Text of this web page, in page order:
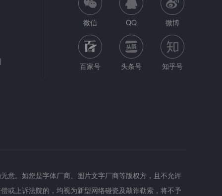
微信 QQ 微博
百家号 头条号 知乎号
意。如您是字体厂商、图片文字厂商等版权方，且不允许
或上诉法院的，均视为新型网络碰瓷及敲诈勒索，将不予